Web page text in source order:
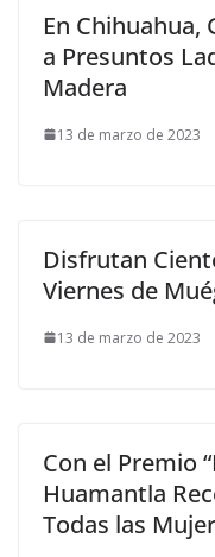
En Chihuahua,
a Presuntos
Madera
13 de marzo de 2023
Disfrutan
Viernes de
13 de marzo de 2023
Con el Premio
Huamantla
Todas las